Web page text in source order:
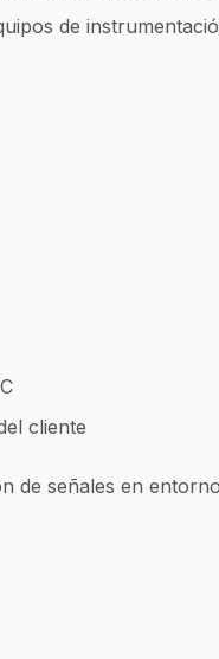
de
cliente
de señales en